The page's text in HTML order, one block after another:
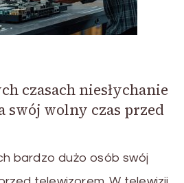
czasach niesłychanie
swój wolny czas przed
bardzo dużo osób swój